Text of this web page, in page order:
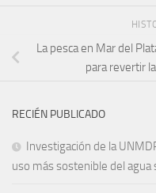
La pesca en Mar del
para revertir
RECIÉN PUBLICADO
Investigación de la
uso más sostenible del